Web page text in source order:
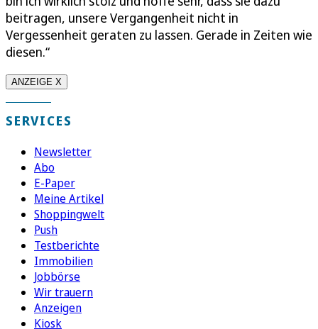
beitragen, unsere Vergangenheit nicht in
Vergessenheit geraten zu lassen. Gerade in Zeiten wie
diesen.“
ANZEIGE X
SERVICES
Newsletter
Abo
E-Paper
Meine Artikel
Shoppingwelt
Push
Testberichte
Immobilien
Jobbörse
Wir trauern
Anzeigen
Kiosk